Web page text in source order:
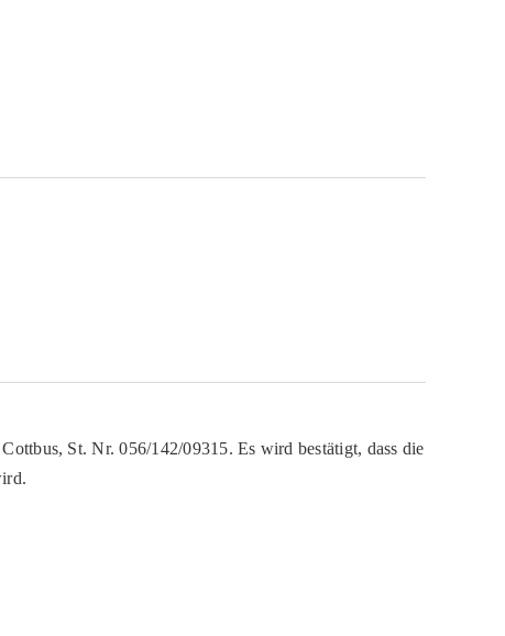
St. Nr. 056/142/09315. Es wird bestätigt, dass die